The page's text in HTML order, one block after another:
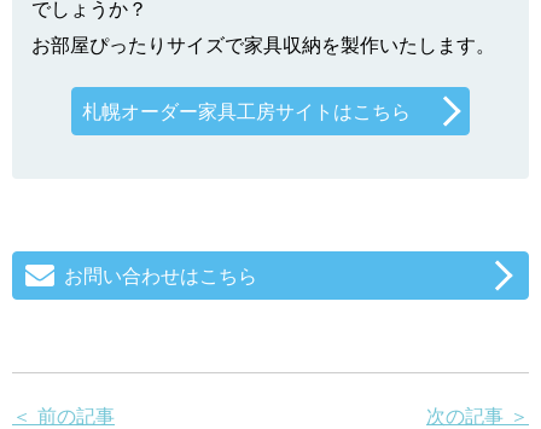
でしょうか？
お部屋ぴったりサイズで家具収納を製作いたします。
札幌オーダー家具工房サイトはこちら
お問い合わせはこちら
＜ 前の記事 次の記事 ＞